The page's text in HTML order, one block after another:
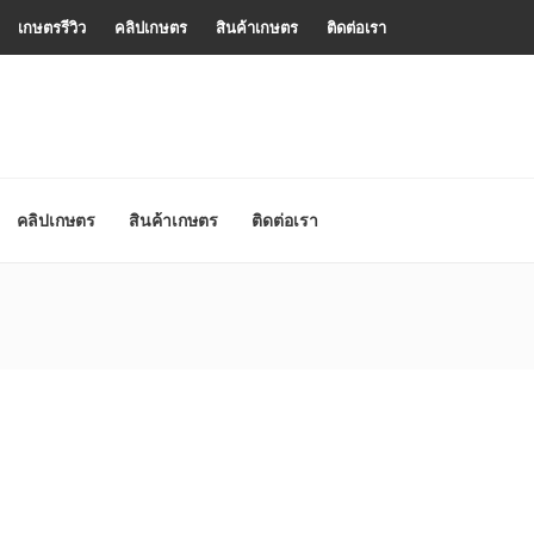
เกษตรรีวิว คลิปเกษตร สินค้าเกษตร ติดต่อเรา
คลิปเกษตร สินค้าเกษตร ติดต่อเรา